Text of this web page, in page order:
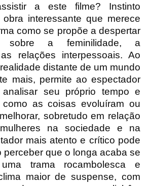
a este filme? Instinto
interessante que merece
como se propõe a despertar
sobre a feminilidade, a
relações interpessoais. Ao
distante de um mundo
mais, permite ao espectador
analisar seu próprio tempo e
como as coisas evoluíram ou
sobretudo em relação
na sociedade e na
mais atento e crítico pode
perceber que o longa acaba se
trama rocambolesca e
maior de suspense, com